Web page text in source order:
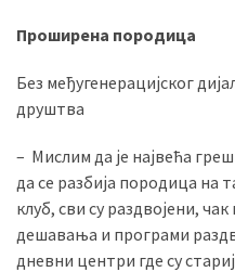
Проширена породица
Без међугенерацијског
друштва
– Мислим да је највећа
да се разбија породица на
клуб, сви су раздвојени,
дешавања и програми
дневни центри где су